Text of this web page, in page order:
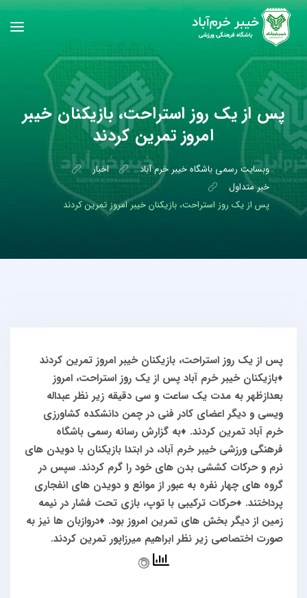
پس از یک روز استراحت، بازیکنان خیبر
امروز تمرین کردند
وبسایت رسمی باشگاه خیبر خرم آباد
اخبار
خبر متداول
پس از یک روز استراحت، بازیکنان خیبر امروز تمرین کردند
پس از یک روز استراحت، بازیکنان خیبر امروز تمرین کردند
♦️بازیکنان خیبر خرم آباد پس از یک روز استراحت، امروز
بعدازظهر به مدت یک ساعت و سی دقیقه زیر نظر عبداله
ویسی و دیگر اعضای کادر فنی در چمن دانشکده کشاورزی
خرم آباد تمرین کردند. ♦️به گزارش رسانه رسمی باشگاه
فرهنگی ورزشی خیبر خرم آباد، در ابتدا بازیکنان با دویدن های
نرم و حرکات کششی بدن های خود را گرم کردند. سپس در
گروه های چهار نفره به عبور از موانع و دویدن های انفجاری
پرداختند. ♦️حرکات ترکیبی با توپ، بازی تحت فشار در نیمه
زمین از دیگر بخش های تمرین امروز بود. ♦️دروازبان ها نیز به
صورت اختصاصی زیر نظر ابراهیم میرزاپور تمرین کردند.